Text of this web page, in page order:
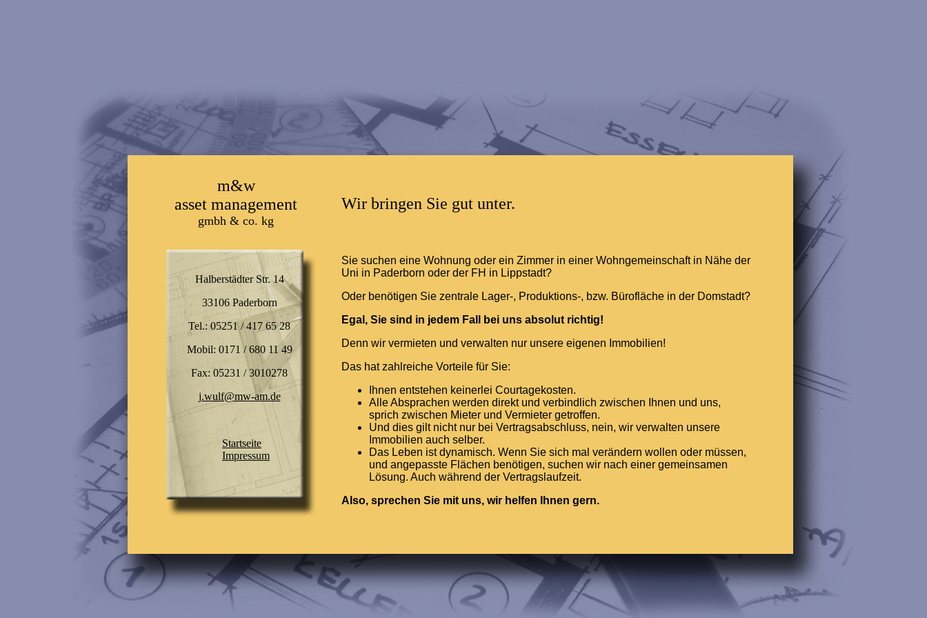
m&w
asset management
gmbh & co. kg
Wir bringen Sie gut unter.
Halberstädter Str. 14
33106 Paderborn
Tel.: 05251 / 417 65 28
Mobil: 0171 / 680 11 49
Fax: 05231 / 3010278
j.wulf@mw-am.de
Startseite
Impressum
Sie suchen eine Wohnung oder ein Zimmer in einer Wohngemeinschaft in Nähe der
Uni in Paderborn oder der FH in Lippstadt?
Oder benötigen Sie zentrale Lager-, Produktions-, bzw. Bürofläche in der Domstadt?
Egal, Sie sind in jedem Fall bei uns absolut richtig!
Denn wir vermieten und verwalten nur unsere eigenen Immobilien!
Das hat zahlreiche Vorteile für Sie:
Ihnen entstehen keinerlei Courtagekosten.
Alle Absprachen werden direkt und verbindlich zwischen Ihnen und uns,
sprich zwischen Mieter und Vermieter getroffen.
Und dies gilt nicht nur bei Vertragsabschluss, nein, wir verwalten unsere
Immobilien auch selber.
Das Leben ist dynamisch. Wenn Sie sich mal verändern wollen oder müssen,
und angepasste Flächen benötigen, suchen wir nach einer gemeinsamen
Lösung. Auch während der Vertragslaufzeit.
Also, sprechen Sie mit uns, wir helfen Ihnen gern.